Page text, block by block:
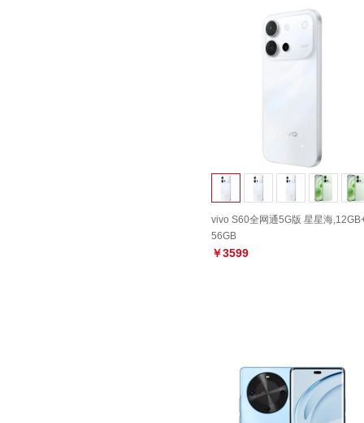
vivo S60全网通5G版 星星海
56GB
￥3599